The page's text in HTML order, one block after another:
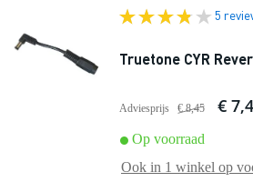
5
Truetone CYR
Adviesprijs € 8,45 €
Op voorraad
Ook in 1 winkel op